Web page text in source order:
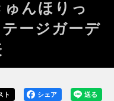
んほりっ
ージガーデ
送る
シェア
ト